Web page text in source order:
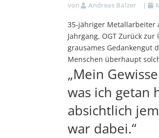
von Andreas Balzer |
35-jähriger Metallarbeiter
Jahrgang, OGT Zurück
grausames Gedankengut
Menschen überhaupt
„Mein
was ich getan
absichtlich
war dabei.“